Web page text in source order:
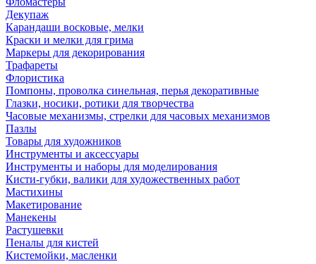
Декупаж
Карандаши восковые, мелки
Краски и мелки для грима
Маркеры для декорирования
Трафареты
Флористика
Помпоны, проволка синельная, перья декоративные
Глазки, носики, ротики для творчества
Часовые механизмы, стрелки для часовых механизмов
Пазлы
Товары для художников
Инструменты и аксессуары
Инструменты и наборы для моделирования
Кисти-губки, валики для художественных работ
Мастихины
Макетирование
Манекены
Растушевки
Пеналы для кистей
Кистемойки, масленки